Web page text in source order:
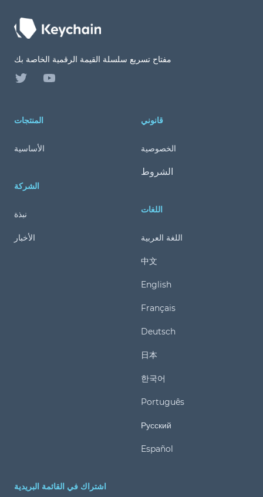
مفتاح تسريع سلسلة القيمة الرقمية الخاصة بك
TwitterYouTube
المنتجات
الأساسية
الشركة
نبذة
الأخبار
قانوني
الخصوصية
الشروط
اللغات
اللغة العربية
中文
English
Français
Deutsch
日本
한국어
Português
Русский
Español
اشتراك في القائمة البريدية